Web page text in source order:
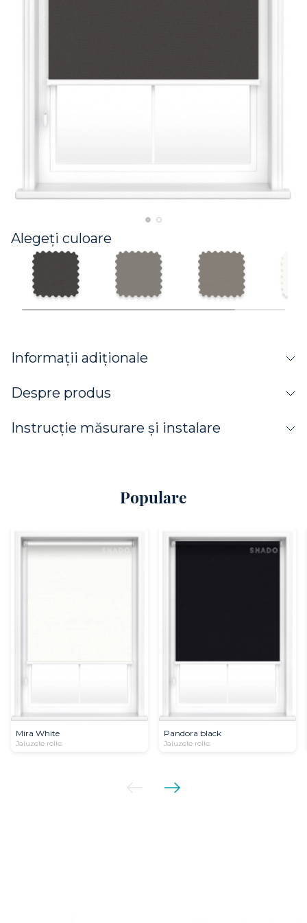
Alegeți culoare
Informații adiționale
Despre produs
Instrucție măsurare și instalare
Populare
Mira White
Jaluzele rolle
Pandora black
Jaluzele rolle